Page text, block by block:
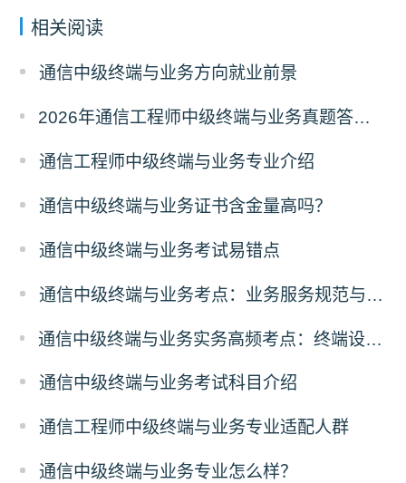
相关阅读
通信中级终端与业务方向就业前景
2026年通信工程师中级终端与业务真题答案解析（考后更新）
通信工程师中级终端与业务专业介绍
通信中级终端与业务证书含金量高吗？
通信中级终端与业务考试易错点
通信中级终端与业务考点：业务服务规范与合规
通信中级终端与业务实务高频考点：终端设备故障排查解析
通信中级终端与业务考试科目介绍
通信工程师中级终端与业务专业适配人群
通信中级终端与业务专业怎么样？